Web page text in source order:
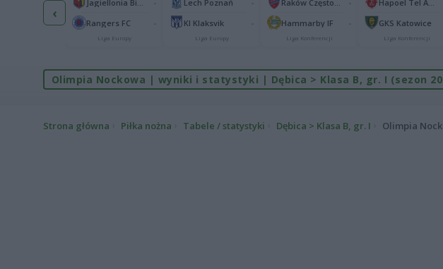
‹
Zabrze 0 Rangers FC
Liga Europy
Lech Poznań
KI Klaksvik
Liga Europy
Hammarby IF
Liga Konferencji
GKS Katowice
Liga Konferencji
Olimpia Nockowa | wyniki i statystyki | Dębica > Klasa B, gr. I (sezon
Strona główna Piłka nożna Tabele / statystyki Dębica > Klasa B, gr. I Olimpia